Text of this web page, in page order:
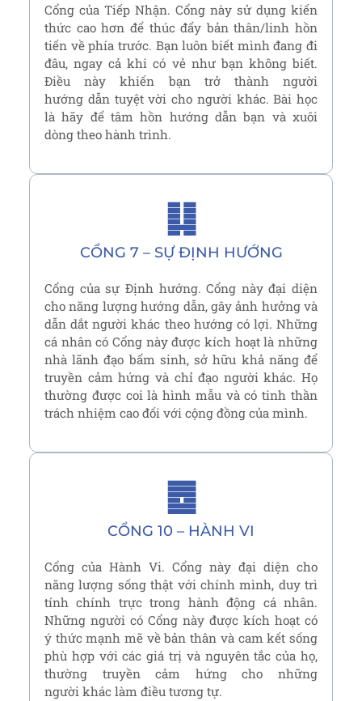
Cổng của Tiếp Nhận. Cổng này sử dụng kiến
thức cao hơn để thúc đẩy bản thân/linh hồn
tiến về phía trước. Bạn luôn biết mình đang đi
đâu, ngay cả khi có vẻ như bạn không biết.
Điều này khiến bạn trở thành người
hướng dẫn tuyệt vời cho người khác. Bài học
là hãy để tâm hồn hướng dẫn bạn và xuôi
dòng theo hành trình.
CỔNG 7 – SỰ ĐỊNH HƯỚNG
䷆
Cổng của sự Định hướng. Cổng này đại diện
cho năng lượng hướng dẫn, gây ảnh hưởng và
dẫn dắt người khác theo hướng có lợi. Những
cá nhân có Cổng này được kích hoạt là những
nhà lãnh đạo bẩm sinh, sở hữu khả năng để
truyền cảm hứng và chỉ đạo người khác. Họ
thường được coi là hình mẫu và có tinh thần
trách nhiệm cao đối với cộng đồng của mình.
CỔNG 10 – HÀNH VI
䷉
Cổng của Hành Vi. Cổng này đại diện cho
năng lượng sống thật với chính mình, duy trì
tính chính trực trong hành động cá nhân.
Những người có Cổng này được kích hoạt có
ý thức mạnh mẽ về bản thân và cam kết sống
phù hợp với các giá trị và nguyên tắc của họ,
thường truyền cảm hứng cho những
người khác làm điều tương tự.